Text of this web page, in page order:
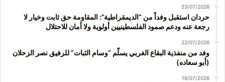
23/07/2026
حردان استقبل وفداً من “الديمقراطية”: المقاومة حق ثابت وخيار لا
رجعة عنه ودعم صمود الفلسطينيين أولوية ولا أمان للاحتلال
22/07/2026
وفد من منفذية البقاع الغربي يسلّم “وسام الثبات” للرفيق نصر الزحلان
(أبو سعاده)
18/07/2026